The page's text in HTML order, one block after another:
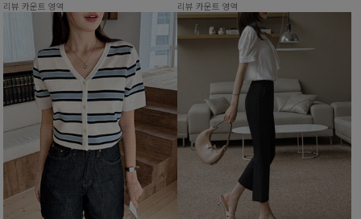
리뷰 카운트 영역 리뷰 카운트 영역